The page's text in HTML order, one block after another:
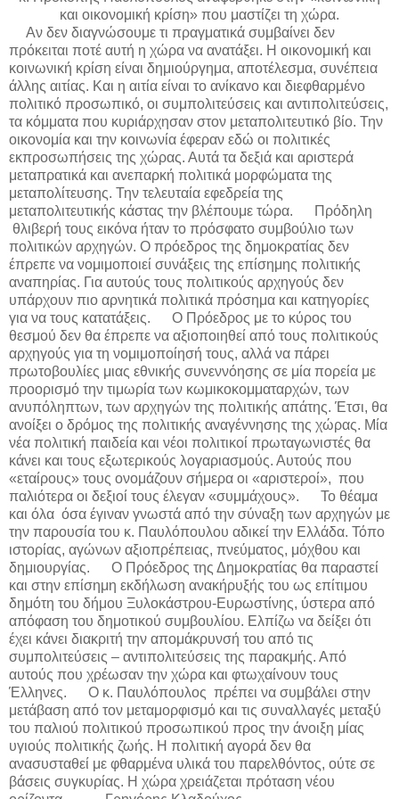
και οικονομική κρίση» που μαστίζει τη χώρα.
Αν δεν διαγνώσουμε τι πραγματικά συμβαίνει δεν
πρόκειται ποτέ αυτή η χώρα να ανατάξει. Η οικονομική και
κοινωνική κρίση είναι δημιούργημα, αποτέλεσμα, συνέπεια
άλλης αιτίας. Και η αιτία είναι το ανίκανο και διεφθαρμένο
πολιτικό προσωπικό, οι συμπολιτεύσεις και αντιπολιτεύσεις,
τα κόμματα που κυριάρχησαν στον μεταπολιτευτικό βίο. Την
οικονομία και την κοινωνία έφεραν εδώ οι πολιτικές
εκπροσωπήσεις της χώρας. Αυτά τα δεξιά και αριστερά
μεταπρατικά και ανεπαρκή πολιτικά μορφώματα της
μεταπολίτευσης. Την τελευταία εφεδρεία της
μεταπολιτευτικής κάστας την βλέπουμε τώρα. Πρόδηλη
θλιβερή τους εικόνα ήταν το πρόσφατο συμβούλιο των
πολιτικών αρχηγών. Ο πρόεδρος της δημοκρατίας δεν
έπρεπε να νομιμοποιεί συνάξεις της επίσημης πολιτικής
αναπηρίας. Για αυτούς τους πολιτικούς αρχηγούς δεν
υπάρχουν πιο αρνητικά πολιτικά πρόσημα και κατηγορίες
για να τους κατατάξεις. Ο Πρόεδρος με το κύρος του
θεσμού δεν θα έπρεπε να αξιοποιηθεί από τους πολιτικούς
αρχηγούς για τη νομιμοποίησή τους, αλλά να πάρει
πρωτοβουλίες μιας εθνικής συνεννόησης σε μία πορεία με
προορισμό την τιμωρία των κωμικοκομματαρχών, των
ανυπόληπτων, των αρχηγών της πολιτικής απάτης. Έτσι, θα
ανοίξει ο δρόμος της πολιτικής αναγέννησης της χώρας. Μία
νέα πολιτική παιδεία και νέοι πολιτικοί πρωταγωνιστές θα
κάνει και τους εξωτερικούς λογαριασμούς. Αυτούς που
«εταίρους» τους ονομάζουν σήμερα οι «αριστεροί», που
παλιότερα οι δεξιοί τους έλεγαν «συμμάχους». Το θέαμα
και όλα όσα έγιναν γνωστά από την σύναξη των αρχηγών με
την παρουσία του κ. Παυλόπουλου αδικεί την Ελλάδα. Τόπο
ιστορίας, αγώνων αξιοπρέπειας, πνεύματος, μόχθου και
δημιουργίας. Ο Πρόεδρος της Δημοκρατίας θα παραστεί
και στην επίσημη εκδήλωση ανακήρυξής του ως επίτιμου
δημότη του δήμου Ξυλοκάστρου-Ευρωστίνης, ύστερα από
απόφαση του δημοτικού συμβουλίου. Ελπίζω να δείξει ότι
έχει κάνει διακριτή την απομάκρυνσή του από τις
συμπολιτεύσεις – αντιπολιτεύσεις της παρακμής. Από
αυτούς που χρέωσαν την χώρα και φτωχαίνουν τους
Έλληνες.
Ο κ. Παυλόπουλος πρέπει να συμβάλει στην
μετάβαση από τον μεταμορφισμό και τις συναλλαγές μεταξύ
του παλιού πολιτικού προσωπικού προς την άνοιξη μίας
υγιούς πολιτικής ζωής. Η πολιτική αγορά δεν θα
ανασυσταθεί με φθαρμένα υλικά του παρελθόντος, ούτε σε
βάσεις συγκυρίας. Η χώρα χρειάζεται πρόταση νέου